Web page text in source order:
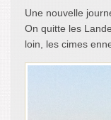
Une nouvelle
On quitte les
loin, les cimes